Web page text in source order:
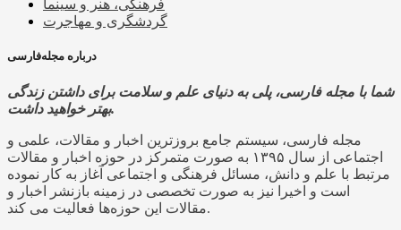
فرهنگی، هنر و سینما
گردشگری و مهاجرت
درباره مجله‌فارسی
شما با مجله فارسی، پلی به دنیای علم و سلامت برای داشتن زندگی
بهتر خواهید داشت.
مجله فارسی، سیستم جامع بروزترین اخبار و مقالات، علمی و
اجتماعی از سال ۱۳۹۵ به صورت متمرکز در حوزه اخبار و مقالات
مرتبط با علم و دانش، مسائل فرهنگی و اجتماعی آغاز به کار نموده
است و اخیرا نیز به صورت تخصصی در زمینه بازنشر اخبار و
مقالات این حوزه‌ها فعالیت می کند.